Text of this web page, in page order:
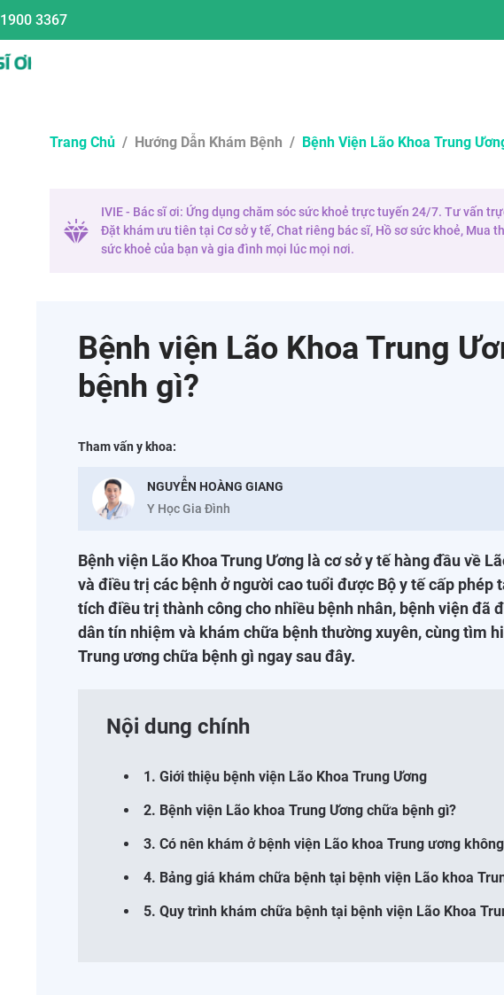
1900 3367
Trang Chủ / Hướng Dẫn Khám Bệnh / Bệnh Viện Lão Khoa Trung
IVIE - Bác sĩ ơi: Ứng dụng chăm sóc sức khoẻ trực tuyến 24/7. Tư vấn
Đặt khám ưu tiên tại Cơ sở y tế, Chat riêng bác sĩ, Hồ sơ sức khoẻ, Mua
sức khoẻ của bạn và gia đình mọi lúc mọi nơi.
Bệnh viện Lão Khoa Trung
bệnh gì?
Tham vấn y khoa:
NGUYỄN HOÀNG GIANG
Y Học Gia Đình
Bệnh viện Lão Khoa Trung Ương là cơ sở y tế hàng đầu về
và điều trị các bệnh ở người cao tuổi được Bộ y tế cấp phép
tích điều trị thành công cho nhiều bệnh nhân, bệnh viện đã
dân tín nhiệm và khám chữa bệnh thường xuyên, cùng tìm
Trung ương chữa bệnh gì ngay sau đây.
Nội dung chính
1. Giới thiệu bệnh viện Lão Khoa Trung Ương
2. Bệnh viện Lão khoa Trung Ương chữa bệnh gì?
3. Có nên khám ở bệnh viện Lão khoa Trung ương
4. Bảng giá khám chữa bệnh tại bệnh viện Lão khoa
5. Quy trình khám chữa bệnh tại bệnh viện Lão Khoa